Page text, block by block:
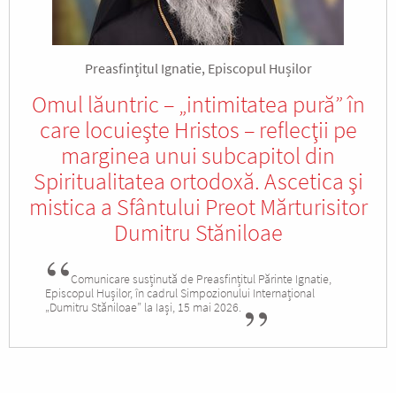
Preasfințitul Ignatie, Episcopul Hușilor
Omul lăuntric – „intimitatea pură” în
care locuieşte Hristos – reflecţii pe
marginea unui subcapitol din
Spiritualitatea ortodoxă. Ascetica şi
mistica a Sfântului Preot Mărturisitor
Dumitru Stăniloae
Comunicare susținută de Preasfințitul Părinte Ignatie,
Episcopul Hușilor, în cadrul Simpozionului Internațional
„Dumitru Stăniloae” la Iași, 15 mai 2026.